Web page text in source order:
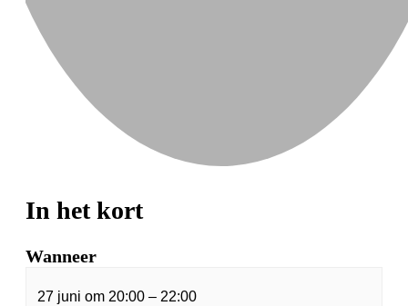
In het kort
Wanneer
27 juni om 20:00 – 22:00